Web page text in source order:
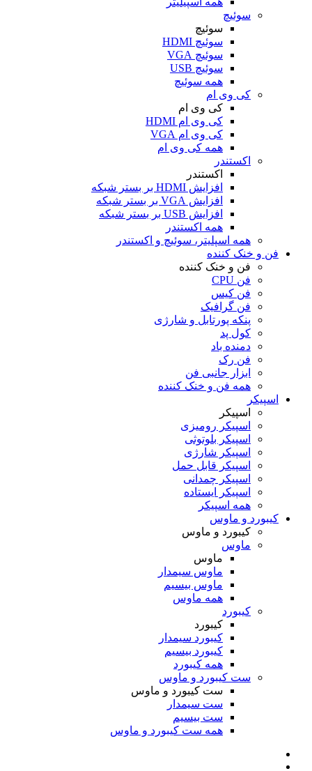
سوئیچ
سوئیچ
سوئیچ HDMI
سوئیچ VGA
سوئیچ USB
همه سوئیچ
کی وی ام
کی وی ام
کی وی ام HDMI
کی وی ام VGA
همه کی وی ام
اکستندر
اکستندر
افزایش HDMI بر بستر شبکه
افزایش VGA بر بستر شبکه
افزایش USB بر بستر شبکه
همه اکستندر
همه اسپلیتر، سوئیچ و اکستندر
فن و خنک کننده
فن و خنک کننده
فن CPU
فن کیس
فن گرافیک
پنکه پورتابل و شارژی
کول پد
دمنده باد
فن رک
ابزار جانبی فن
همه فن و خنک کننده
اسپیکر
اسپیکر
اسپیکر رومیزی
اسپیکر بلوتوثی
اسپیکر شارژی
اسپیکر قابل حمل
اسپیکر چمدانی
اسپیکر ایستاده
همه اسپیکر
کیبورد و ماوس
کیبورد و ماوس
ماوس
ماوس
ماوس سیمدار
ماوس بیسیم
همه ماوس
کیبورد
کیبورد
کیبورد سیمدار
کیبورد بیسیم
همه کیبورد
ست کیبورد و ماوس
ست کیبورد و ماوس
ست سیمدار
ست بیسیم
همه ست کیبورد و ماوس